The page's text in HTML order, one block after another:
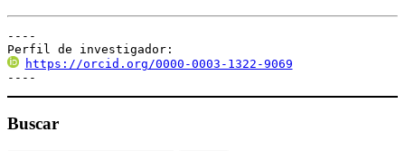
----
Perfil de investigador:
https://orcid.org/0000-0003-1322-9069
----
Buscar